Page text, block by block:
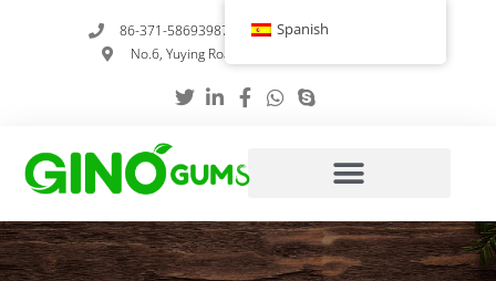
86-371-58693987
info@gumstabilizer.com
No.6, Yuying Road, Zhengzhou, Henan, China
Spanish